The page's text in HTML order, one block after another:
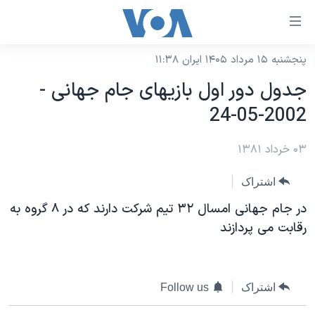
لینکهای
دسترسی
جهش
محتوای
اصلی
اصلی
جهش
نسخه سبک وب‌سایت
موضوع ها
ایران
آمریکا
جهان
ورزشی
ویدیوها
برنامه های تلویزیونی
جدول برنامه ها
صفحه‌های ویژه
جام جهانی ۲۰۲۶
بایگانی برنامه‌های تلویزیونی
فرکانس‌های صدای آمریکا
یادگیری زبان انگلیسی
پنجشنبه ۱۵ مرداد ۱۴۰۵ ایران ۱۱:۳۸
جدول دور اول بازيهای جام جهانی -
2002-05-24
۰۳ خرداد ۱۳۸۱
اشتراک
در جام جهانی امسال ۳۲ تيم شرکت دارند که در ۸ گروه به
رقابت می پردازند
اشتراک Follow us